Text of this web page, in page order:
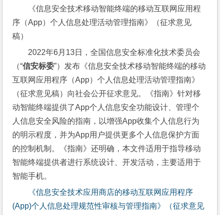
《信息安全技术移动智能终端的移动互联网应用程
序（App）个人信息处理活动管理指南》（征求意见
稿）
2022年6月13日，全国信息安全标准化技术委员会
（“信安标委”）发布《信息安全技术移动智能终端的移动
互联网应用程序（App）个人信息处理活动管理指南》
（征求意见稿）向社会公开征求意见。《指南》针对移
动智能终端提供了App个人信息安全功能设计、管理个
人信息安全风险的指南，以增强App收集个人信息行为
的明示程度，并为App用户提供更多个人信息保护方面
的控制机制。《指南》还明确，本文件适用于指导移动
智能终端提供者进行系统设计、开发活动，主要适用于
智能手机。
《信息安全技术应用商店的移动互联网应用程序
(App)个人信息处理规范性审核与管理指南》（征求意见